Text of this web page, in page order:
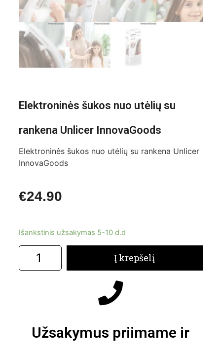
Elektroninės šukos nuo utėlių su
rankena Unlicer InnovaGoods
Elektroninės šukos nuo utėlių su rankena Unlicer
InnovaGoods
€24.90
Išankstinis užsakymas 5-10 d.d
Į krepšelį
Užsakymus priimame ir